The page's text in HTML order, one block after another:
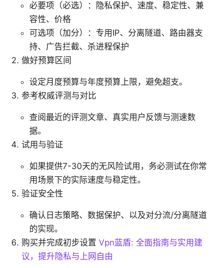
必要项（必选）：隐私保护、速度、稳定性、兼
容性、价格
可选项（加分）：专用IP、分离隧道、路由器支
持、广告拦截、杀进程保护
做好预算区间
设定月度预算与年度预算上限，避免超支。
参考权威评测与对比
查阅最近的评测文章、真实用户反馈与测速数
据。
试用与验证
如果提供7-30天的无风险试用，务必测试在你常
用场景下的实际速度与稳定性。
验证安全性
确认日志策略、数据保护、以及对分流/分离隧道
的实现。
购买并完成初步设置 Vpn蓝盾: 全面指南与实用建
议，提升隐私与上网自由